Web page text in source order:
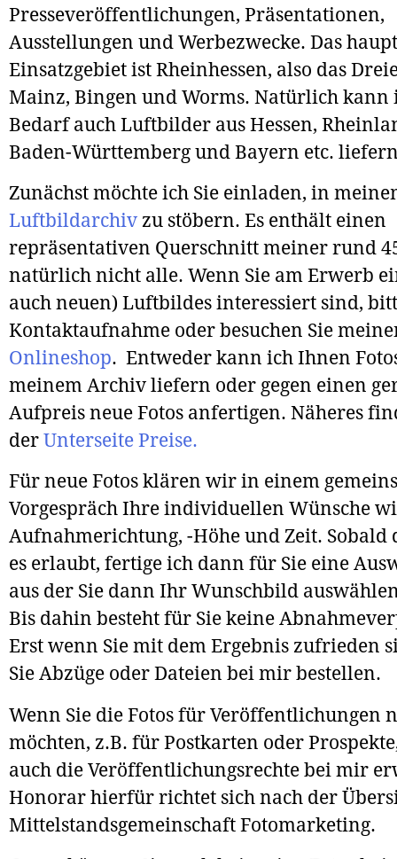
Presseveröffentlichungen, Präsentationen,
Ausstellungen und Werbezwecke. Das
Einsatzgebiet ist Rheinhessen, also das
Mainz, Bingen und Worms. Natürlich kann
Bedarf auch Luftbilder aus Hessen,
Baden-Württemberg und Bayern etc.
Zunächst möchte ich Sie einladen, in
Luftbildarchiv zu stöbern. Es enthält einen
repräsentativen Querschnitt meiner rund
natürlich nicht alle. Wenn Sie am Erwerb
auch neuen) Luftbildes interessiert sind,
Kontaktaufnahme oder besuchen Sie
Onlineshop. Entweder kann ich Ihnen
meinem Archiv liefern oder gegen einen
Aufpreis neue Fotos anfertigen. Näheres
der Unterseite Preise.
Für neue Fotos klären wir in einem
Vorgespräch Ihre individuellen Wünsche
Aufnahmerichtung, -Höhe und Zeit. Sobald
es erlaubt, fertige ich dann für Sie eine
aus der Sie dann Ihr Wunschbild
Bis dahin besteht für Sie keine
Erst wenn Sie mit dem Ergebnis zufrieden
Sie Abzüge oder Dateien bei mir bestellen.
Wenn Sie die Fotos für Veröffentlichungen
möchten, z.B. für Postkarten oder
auch die Veröffentlichungsrechte bei mir
Honorar hierfür richtet sich nach der
Mittelstandsgemeinschaft Fotomarketing.